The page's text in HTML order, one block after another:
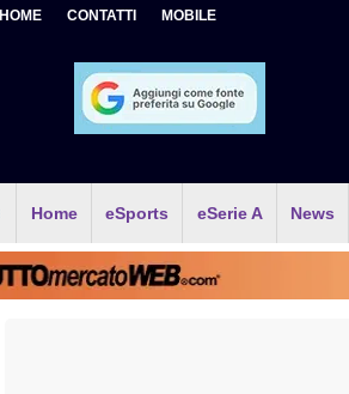
HOME CONTATTI MOBILE
Home eSports eSerie A News